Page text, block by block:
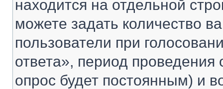
находится на отдельной
можете задать количество
пользователи при
ответа», период проведения
опрос будет постоянным) и